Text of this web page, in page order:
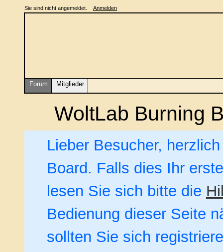
Sie sind nicht angemeldet. Anmelden
Forum Mitglieder
WoltLab Burning
Lieber Besucher,
Board. Falls dies Ihr
lesen Sie sich bitte die
Bedienung dieser Seite
sollten Sie sich